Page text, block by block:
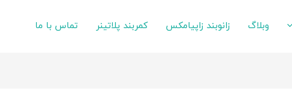
وبلاگ زانوبند زاپیامکس کمربند پلاتینر تماس با ما